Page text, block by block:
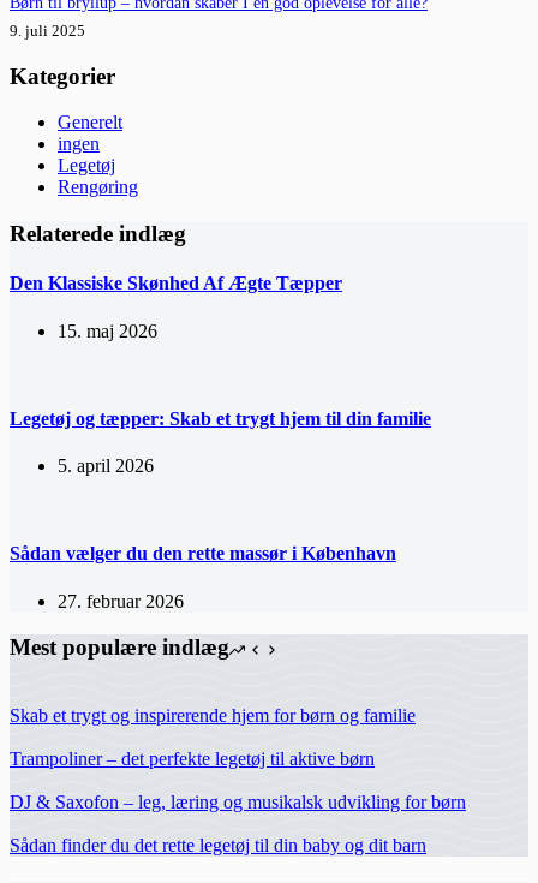
9. juli 2025
Kategorier
Generelt
ingen
Legetøj
Rengøring
Relaterede indlæg
Den Klassiske Skønhed Af Ægte Tæpper
15. maj 2026
Legetøj og tæpper: Skab et trygt hjem til din familie
5. april 2026
Sådan vælger du den rette massør i København
27. februar 2026
Mest populære indlæg
Skab et trygt og inspirerende hjem for børn og familie
Trampoliner – det perfekte legetøj til aktive børn
DJ & Saxofon – leg, læring og musikalsk udvikling for børn
Sådan finder du det rette legetøj til din baby og dit barn